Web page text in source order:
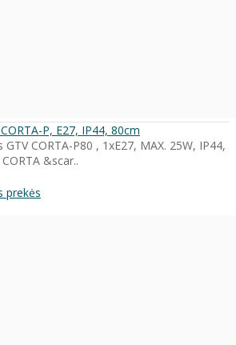
P, E27, IP44, 80cm
CORTA-P80 , 1xE27, MAX. 25W, IP44,
&scar..
prekės